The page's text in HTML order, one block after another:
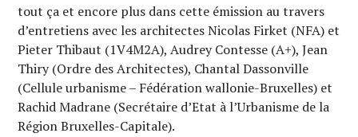
tout ça et encore plus dans cette émission au travers
d’entretiens avec les architectes Nicolas Firket (NFA) et
Pieter Thibaut (1V4M2A), Audrey Contesse (A+), Jean
Thiry (Ordre des Architectes), Chantal Dassonville
(Cellule urbanisme – Fédération wallonie-Bruxelles) et
Rachid Madrane (Secrétaire d’Etat à l’Urbanisme de la
Région Bruxelles-Capitale).